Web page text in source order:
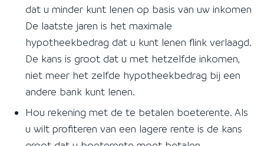
dat u minder kunt lenen op basis van uw inkomen
De laatste jaren is het maximale
hypotheekbedrag dat u kunt lenen flink verlaagd.
De kans is groot dat u met hetzelfde inkomen,
niet meer het zelfde hypotheekbedrag bij een
andere bank kunt lenen.
Hou rekening met de te betalen boeterente. Als
u wilt profiteren van een lagere rente is de kans